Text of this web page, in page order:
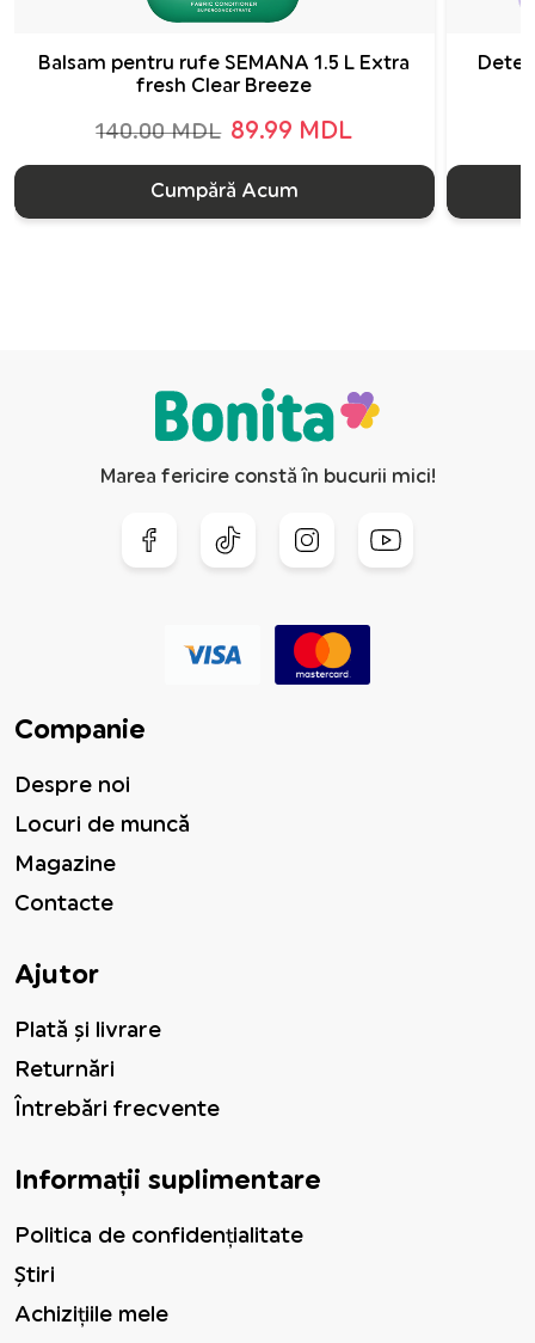
Balsam pentru rufe SEMANA 1.5 L Extra
fresh Clear Breeze
140.00 MDL 89.99 MDL
Cumpără Acum
Marea fericire constă în bucurii mici!
Companie
Despre noi
Locuri de muncă
Magazine
Contacte
Ajutor
Plată și livrare
Returnări
Întrebări frecvente
Informații suplimentare
Politica de confidențialitate
Știri
Achizițiile mele